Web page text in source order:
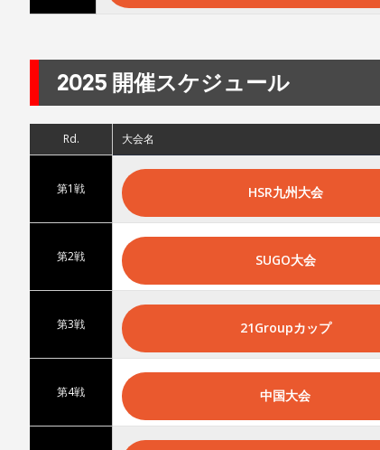
2025 開催スケジュール
Rd. 大会名
第1戦 HSR九州大会
第2戦 SUGO大会
第3戦 21Groupカップ
第4戦 中国大会